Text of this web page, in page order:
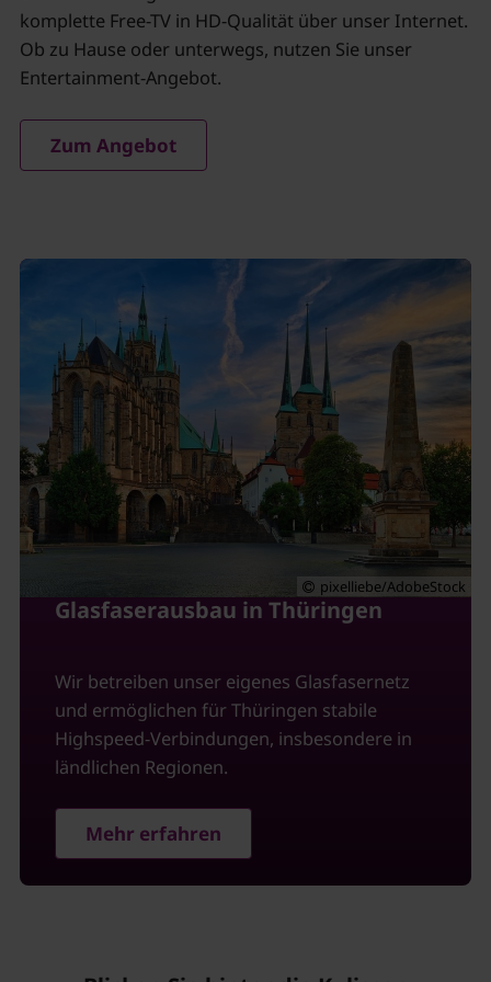
Status Ihrer Einwilligung
komplette Free-TV in HD-Qualität über unser Internet.
Ob zu Hause oder unterwegs, nutzen Sie unser
Entertainment-Angebot.
Zum Angebot
Glasfaserausbau in Thüringen
Wir betreiben unser eigenes Glasfasernetz
und ermöglichen für Thüringen stabile
Highspeed-Verbindungen, insbesondere in
ländlichen Regionen.
Mehr erfahren
pixelliebe/AdobeStock